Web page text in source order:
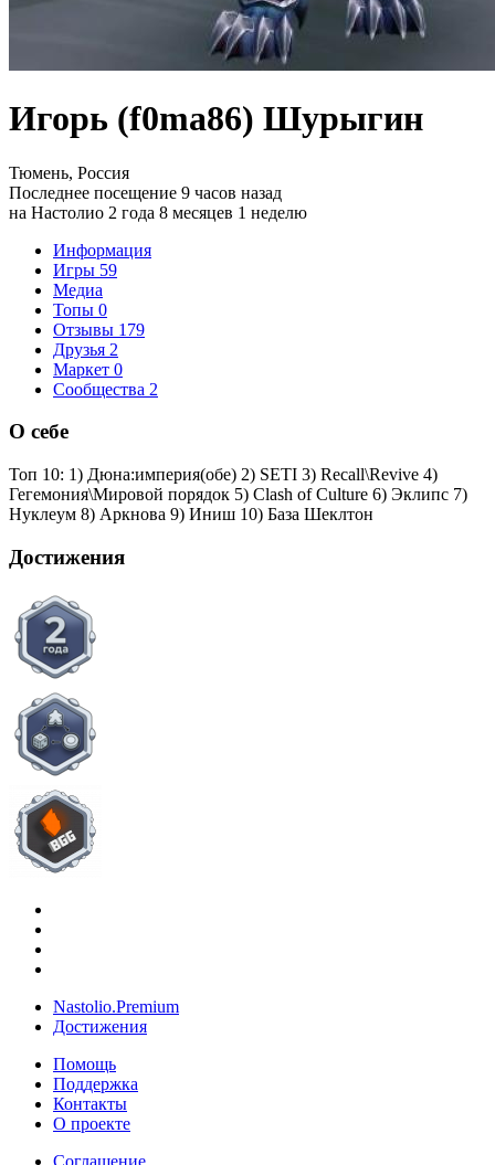
Игорь (f0ma86) Шурыгин
Тюмень, Россия
Последнее посещение 9 часов назад
на Настолио 2 года 8 месяцев 1 неделю
Информация
Игры 59
Медиа
Топы 0
Отзывы 179
Друзья 2
Маркет 0
Сообщества 2
О себе
Топ 10: 1) Дюна:империя(обе) 2) SETI 3) Recall\Revive 4)
Гегемония\Мировой порядок 5) Clash of Culture 6) Эклипс 7)
Нуклеум 8) Аркнова 9) Иниш 10) База Шеклтон
Достижения
Nastolio.Premium
Достижения
Помощь
Поддержка
Контакты
О проекте
Соглашение